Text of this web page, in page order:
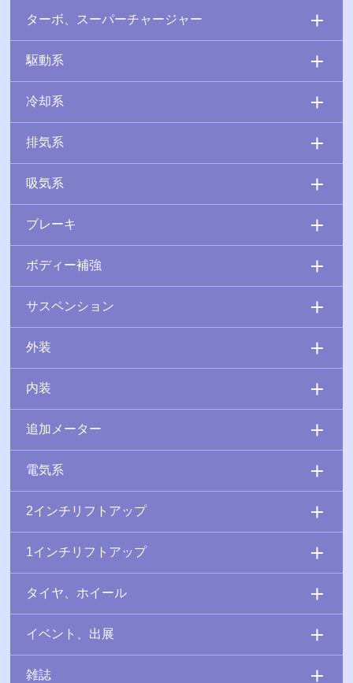
ターボ、スーパーチャージャー
駆動系
冷却系
排気系
吸気系
ブレーキ
ボディー補強
サスペンション
外装
内装
追加メーター
電気系
2インチリフトアップ
1インチリフトアップ
タイヤ、ホイール
イベント、出展
雑誌